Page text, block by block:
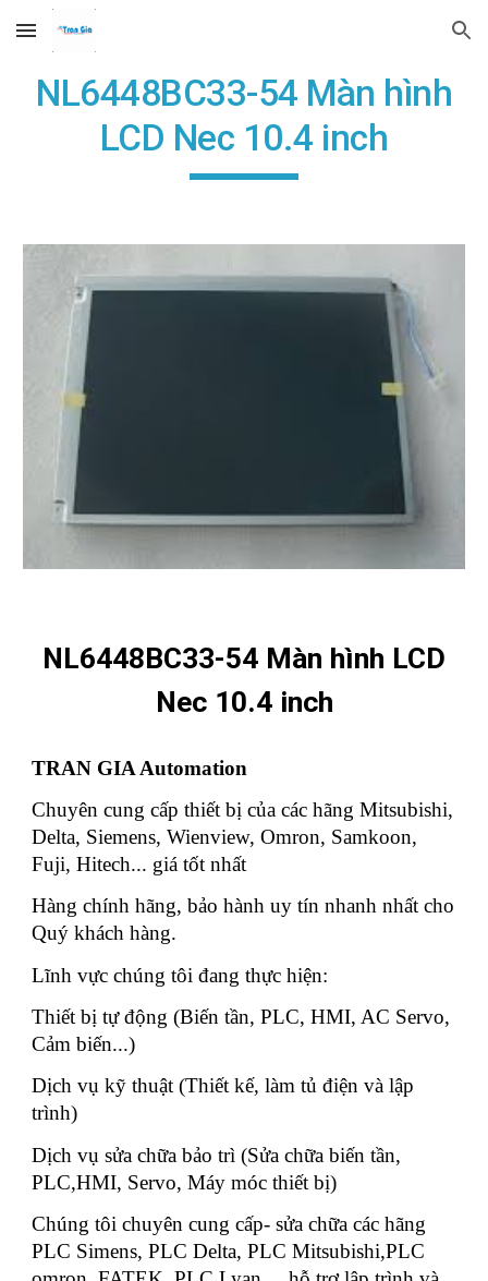
Skip to main content Skip to navigation
NL6448BC33-54 Màn hình
LCD Nec 10.4 inch
NL6448BC33-54 Màn hình LCD
Nec 10.4 inch
TRAN GIA Automation
Chuyên cung cấp thiết bị của các hãng Mitsubishi,
Delta, Siemens, Wienview, Omron, Samkoon,
Fuji, Hitech... giá tốt nhất
Hàng chính hãng, bảo hành uy tín nhanh nhất cho
Quý khách hàng.
Lĩnh vực chúng tôi đang thực hiện:
Thiết bị tự động (Biến tần, PLC, HMI, AC Servo,
Cảm biến...)
Dịch vụ kỹ thuật (Thiết kế, làm tủ điện và lập
trình)
Dịch vụ sửa chữa bảo trì (Sửa chữa biến tần,
PLC,HMI, Servo, Máy móc thiết bị)
Chúng tôi chuyên cung cấp- sửa chữa các hãng
PLC Simens, PLC Delta, PLC Mitsubishi,PLC